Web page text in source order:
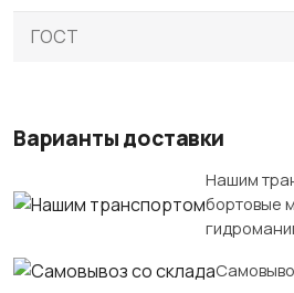
ГОСТ
Варианты доставки
Нашим
бортовые